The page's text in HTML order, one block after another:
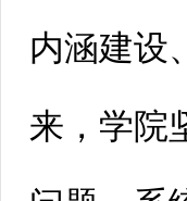
内涵建设
来，学院